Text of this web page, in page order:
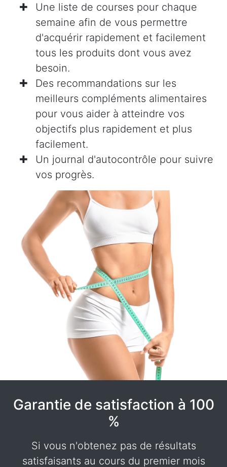
Une liste de courses pour chaque
semaine afin de vous permettre
d'acquérir rapidement et facilement
tous les produits dont vous avez
besoin.
Des recommandations sur les
meilleurs compléments alimentaires
pour vous aider à atteindre vos
objectifs plus rapidement et plus
facilement.
Un journal d'autocontrôle pour suivre
vos progrès.
Garantie de satisfaction à 100
%
Si vous n'obtenez pas de résultats
satisfaisants au cours du premier mois